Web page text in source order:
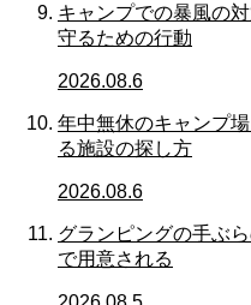
キャンプでの暴風の
守るための行動
2026.08.6
年中無休のキャンプ
る施設の探し方
2026.08.6
グランピングの手ぶ
で用意される